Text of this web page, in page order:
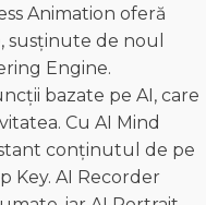
Animation oferă
susținute de noul
Engine.
bazate pe AI, care
Cu AI Mind
conținutul de pe
Key. AI Recorder